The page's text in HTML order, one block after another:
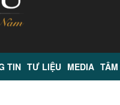
TIN TƯ LIỆU MEDIA